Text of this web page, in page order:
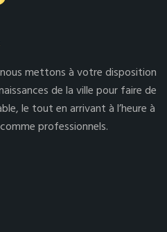
mettons à votre disposition
de la ville pour faire de
le tout en arrivant à l’heure à
professionnels.